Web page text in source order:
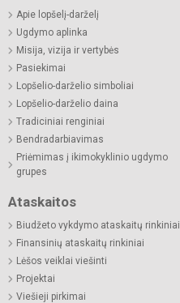
Apie lopšelį-darželį
Ugdymo aplinka
Misija, vizija ir vertybės
Pasiekimai
Lopšelio-darželio simboliai
Lopšelio-darželio daina
Tradiciniai renginiai
Bendradarbiavimas
Priėmimas į ikimokyklinio ugdymo
grupes
Ataskaitos
Biudžeto vykdymo ataskaitų rinkiniai
Finansinių ataskaitų rinkiniai
Lėšos veiklai viešinti
Projektai
Viešieji pirkimai